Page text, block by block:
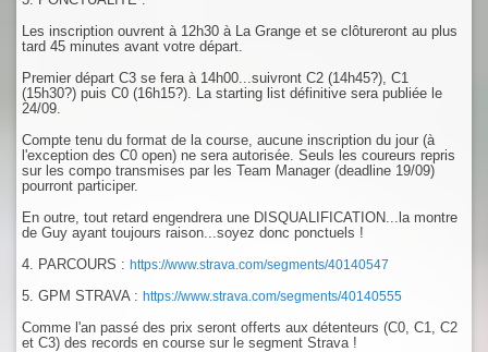
Les inscription ouvrent à 12h30 à La Grange et se clôtureront au plus
tard 45 minutes avant votre départ.
Premier départ C3 se fera à 14h00...suivront C2 (14h45?), C1
(15h30?) puis C0 (16h15?). La starting list définitive sera publiée le
24/09.
Compte tenu du format de la course, aucune inscription du jour (à
l'exception des C0 open) ne sera autorisée. Seuls les coureurs repris
sur les compo transmises par les Team Manager (deadline 19/09)
pourront participer.
En outre, tout retard engendrera une DISQUALIFICATION...la montre
de Guy ayant toujours raison...soyez donc ponctuels !
4. PARCOURS : https://www.strava.com/segments/40140547
5. GPM STRAVA : https://www.strava.com/segments/40140555
Comme l'an passé des prix seront offerts aux détenteurs (C0, C1, C2
et C3) des records en course sur le segment Strava !